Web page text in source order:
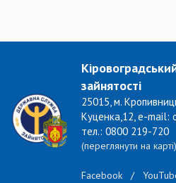
зайнятості
25015, м.
Куценка,12, e-mail:
тел.: 0800 219-720
(переглянути на карті)
Facebook /